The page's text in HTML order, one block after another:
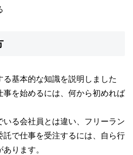
る基本的な知識を説明しました
事を始めるには、何から初めれば
る会社員とは違い、フリーラン
託で仕事を受注するには、自ら行
ります。